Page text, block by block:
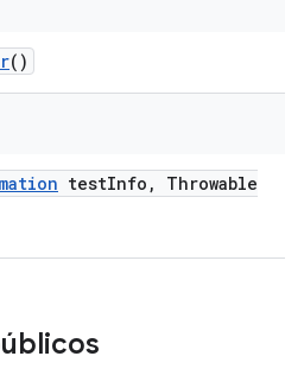
()
testInfo ,
Throwable